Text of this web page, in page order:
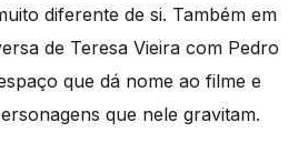
diferente de si. Também em
de Teresa Vieira com Pedro
que dá nome ao filme e
que nele gravitam.